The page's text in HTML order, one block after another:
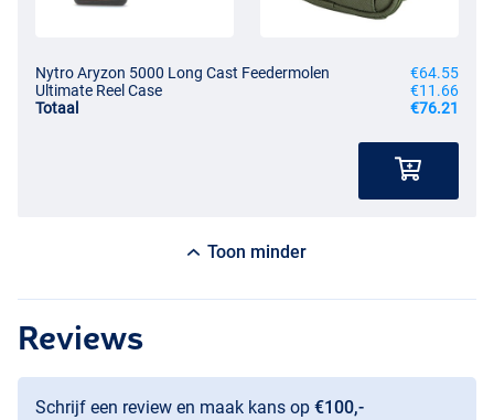
Nytro Aryzon 5000 Long Cast Feedermolen
€64.55
Ultimate Reel Case
€11.66
Totaal
€76.21
Toon minder
Reviews
Schrijf een review en maak kans op €100,-